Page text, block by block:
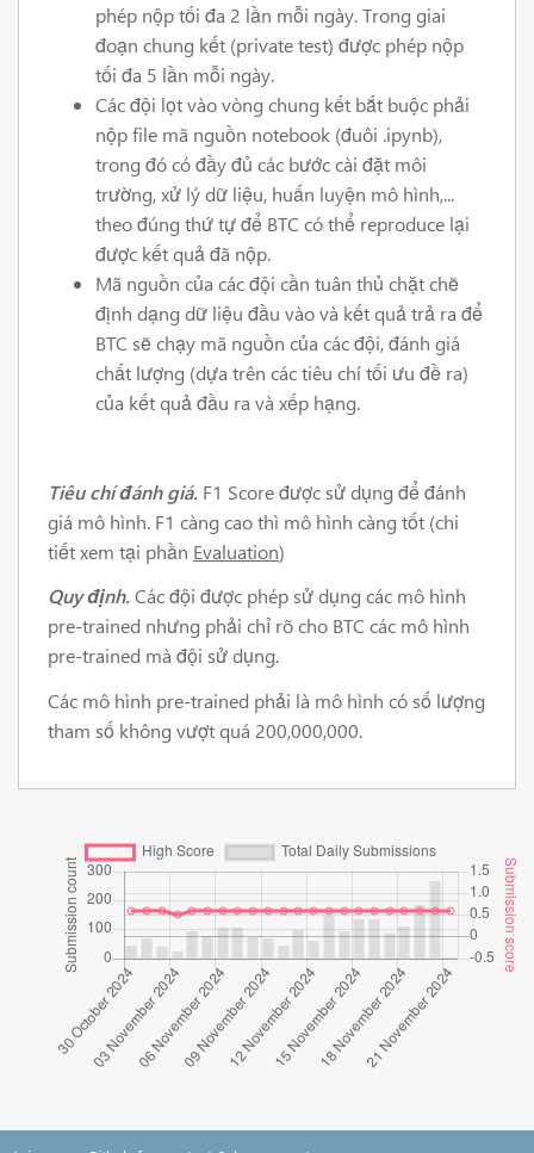
phép nộp tối đa 2 lần mỗi ngày. Trong giai
đoạn chung kết (private test) được phép nộp
tối đa 5 lần mỗi ngày.
Các đội lọt vào vòng chung kết bắt buộc phải
nộp file mã nguồn notebook (đuôi .ipynb),
trong đó có đầy đủ các bước cài đặt môi
trường, xử lý dữ liệu, huấn luyện mô hình,...
theo đúng thứ tự để BTC có thể reproduce lại
được kết quả đã nộp.
Mã nguồn của các đội cần tuân thủ chặt chẽ
định dạng dữ liệu đầu vào và kết quả trả ra để
BTC sẽ chạy mã nguồn của các đội, đánh giá
chất lượng (dựa trên các tiêu chí tối ưu đề ra)
của kết quả đầu ra và xếp hạng.
Tiêu chí đánh giá. F1 Score được sử dụng để đánh
giá mô hình. F1 càng cao thì mô hình càng tốt (chi
tiết xem tại phần Evaluation)
Quy định.Các đội được phép sử dụng các mô hình
pre-trained nhưng phải chỉ rõ cho BTC các mô hình
pre-trained mà đội sử dụng.
Các mô hình pre-trained phải là mô hình có số lượng
tham số không vượt quá 200,000,000.